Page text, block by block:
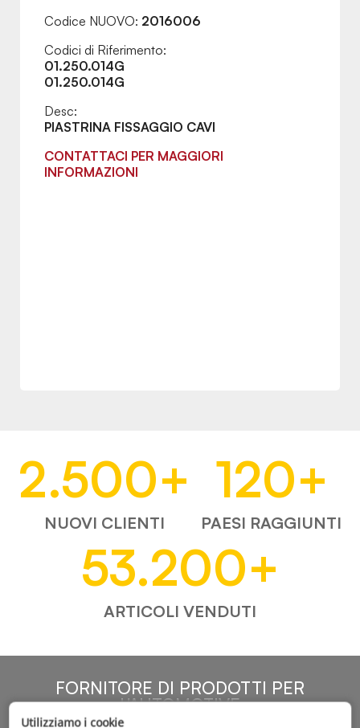
Codice NUOVO: 2016006
Codici di Riferimento:
01.250.014G
01.250.014G
Desc:
PIASTRINA FISSAGGIO CAVI
CONTATTACI PER MAGGIORI
INFORMAZIONI
2.500+
NUOVI CLIENTI
120+
PAESI RAGGIUNTI
53.200+
ARTICOLI VENDUTI
FORNITORE DI PRODOTTI PER
L'AUTOMOTIVE
Utilizziamo i cookie